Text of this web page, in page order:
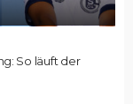
So läuft der